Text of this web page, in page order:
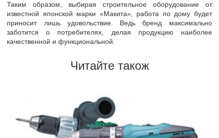
Таким образом, выбирая строительное оборудование от
известной японской марки «Макита», работа по дому будет
приносит лишь удовольствие. Ведь бренд максимально
заботится о потребителях, делая продукцию наиболее
качественной и функциональной.
Читайте також